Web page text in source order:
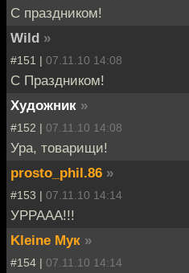
С праздником!
Wild »
#151 | 07.11.10 14:08
С Праздником!
Художник »
#152 | 07.11.10 14:08
Ура, товарищи!
prosto_phil.86 »
#153 | 07.11.10 14:14
УРРААА!!!
Kleine Мук »
#154 | 07.11.10 14:14